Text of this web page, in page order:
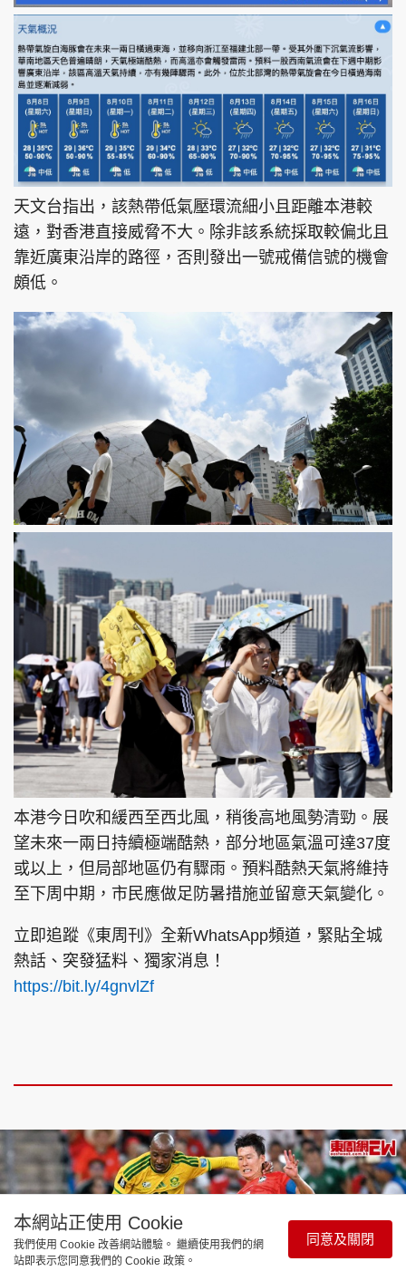
天文台指出，該熱帶低氣壓環流細小且距離本港較
遠，對香港直接威脅不大。除非該系統採取較偏北且
靠近廣東沿岸的路徑，否則發出一號戒備信號的機會
頗低。
本港今日吹和緩西至西北風，稍後高地風勢清勁。展
望未來一兩日持續極端酷熱，部分地區氣溫可達37度
或以上，但局部地區仍有驟雨。預料酷熱天氣將維持
至下周中期，市民應做足防暑措施並留意天氣變化。
立即追蹤《東周刊》全新WhatsApp頻道，緊貼全城
熱話、突發猛料、獨家消息！
https://bit.ly/4gnvlZf
本網站正使用 Cookie
我們使用 Cookie 改善網站體驗。 繼續使用我們的網
站即表示您同意我們的 Cookie 政策。
同意及關閉